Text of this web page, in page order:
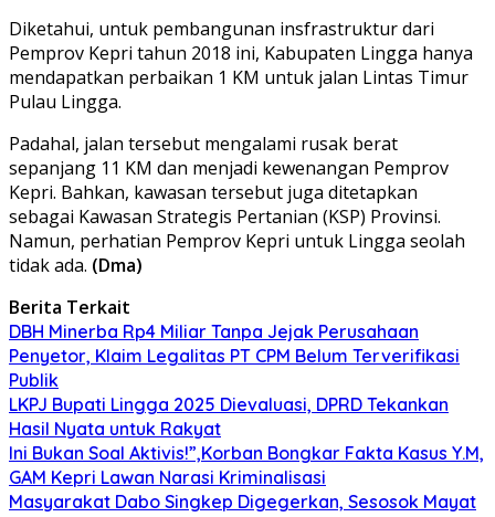
Diketahui, untuk pembangunan insfrastruktur dari
Pemprov Kepri tahun 2018 ini, Kabupaten Lingga hanya
mendapatkan perbaikan 1 KM untuk jalan Lintas Timur
Pulau Lingga.
Padahal, jalan tersebut mengalami rusak berat
sepanjang 11 KM dan menjadi kewenangan Pemprov
Kepri. Bahkan, kawasan tersebut juga ditetapkan
sebagai Kawasan Strategis Pertanian (KSP) Provinsi.
Namun, perhatian Pemprov Kepri untuk Lingga seolah
tidak ada. (Dma)
Berita Terkait
DBH Minerba Rp4 Miliar Tanpa Jejak Perusahaan
Penyetor, Klaim Legalitas PT CPM Belum Terverifikasi
Publik
LKPJ Bupati Lingga 2025 Dievaluasi, DPRD Tekankan
Hasil Nyata untuk Rakyat
Ini Bukan Soal Aktivis!”,Korban Bongkar Fakta Kasus Y.M,
GAM Kepri Lawan Narasi Kriminalisasi
Masyarakat Dabo Singkep Digegerkan, Sesosok Mayat